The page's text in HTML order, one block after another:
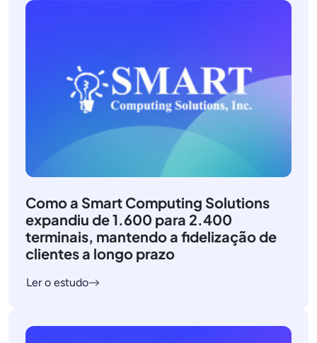
Como a Smart Computing Solutions
expandiu de 1.600 para 2.400
terminais, mantendo a fidelização de
clientes a longo prazo
Ler o estudo